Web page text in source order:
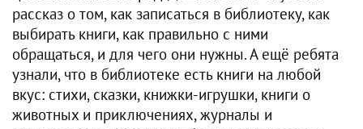
рассказ о том, как записаться в библиотеку, как
выбирать книги, как правильно с ними
обращаться, и для чего они нужны. А ещё ребята
узнали, что в библиотеке есть книги на любой
вкус: стихи, сказки, книжки-игрушки, книги о
животных и приключениях, журналы и